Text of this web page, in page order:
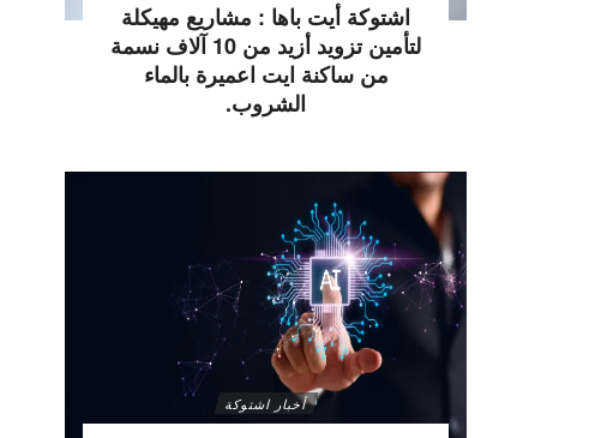
اشتوكة أيت باها : مشاريع مهيكلة
لتأمين تزويد أزيد من 10 آلاف نسمة
من ساكنة ايت اعميرة بالماء
الشروب.
أخبار اشتوكة